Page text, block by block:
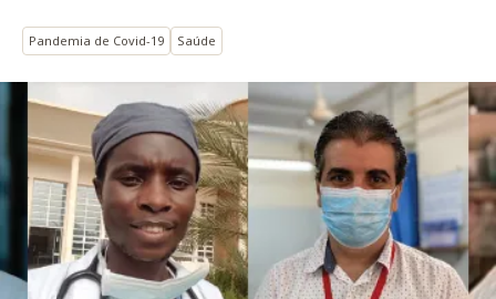
Pandemia de Covid-19 Saúde